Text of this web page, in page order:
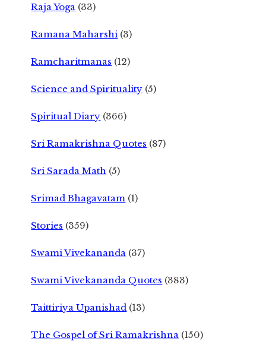
Raja Yoga (33)
Ramana Maharshi (3)
Ramcharitmanas (12)
Science and Spirituality (5)
Spiritual Diary (366)
Sri Ramakrishna Quotes (87)
Sri Sarada Math (5)
Srimad Bhagavatam (1)
Stories (359)
Swami Vivekananda (37)
Swami Vivekananda Quotes (383)
Taittiriya Upanishad (13)
The Gospel of Sri Ramakrishna (150)